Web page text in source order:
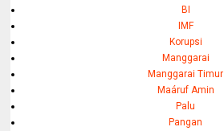
BI
IMF
Korupsi
Manggarai
Manggarai Timur
Maáruf Amin
Palu
Pangan